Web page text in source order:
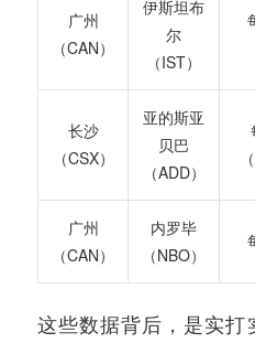
广州
（CAN）
伊斯坦布
尔
（IST）
长沙
（CSX）
亚的斯亚
贝巴
（ADD）
广州
（CAN）
内罗毕
（NBO）
这些数据背后，是实